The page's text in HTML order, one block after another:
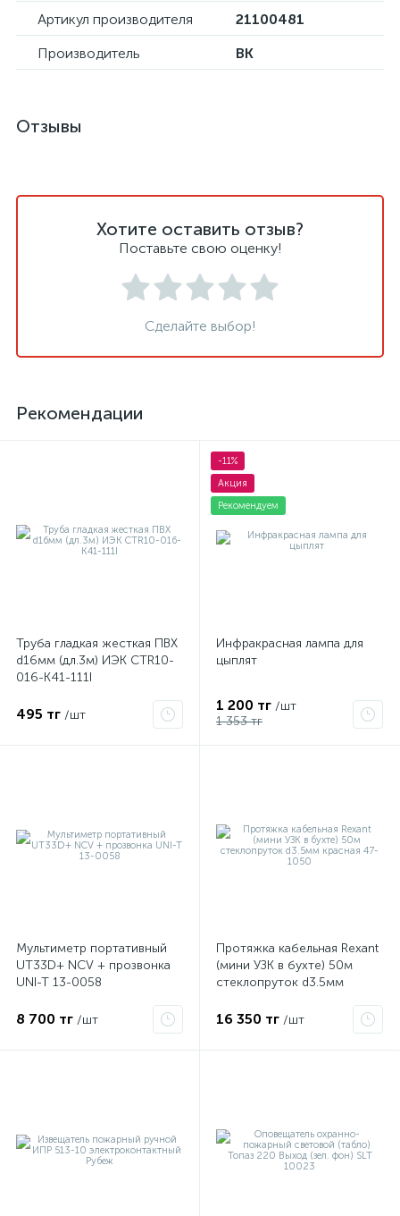
Артикул производителя
21100481
Производитель
ВК
Отзывы
Хотите оставить отзыв?
Поставьте свою оценку!
Сделайте выбор!
Рекомендации
Труба гладкая жесткая ПВХ
d16мм (дл.3м) ИЭК CTR10-
016-K41-111I
495 тг /шт
-11%
Акция
Рекомендуем
Инфракрасная лампа для
цыплят
1 200 тг /шт
1 353 тг
Мультиметр портативный
UT33D+ NCV + прозвонка
UNI-T 13-0058
8 700 тг /шт
Протяжка кабельная Rexant
(мини УЗК в бухте) 50м
стеклопруток d3.5мм
16 350 тг /шт